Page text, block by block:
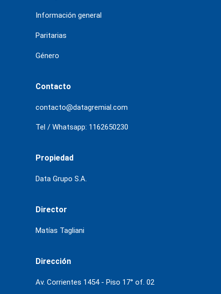
Información general
Paritarias
Género
Contacto
contacto@datagremial.com
Tel / Whatsapp: 1162650230
Propiedad
Data Grupo S.A.
Director
Matías Tagliani
Dirección
Av. Corrientes 1454 - Piso 17° of. 02